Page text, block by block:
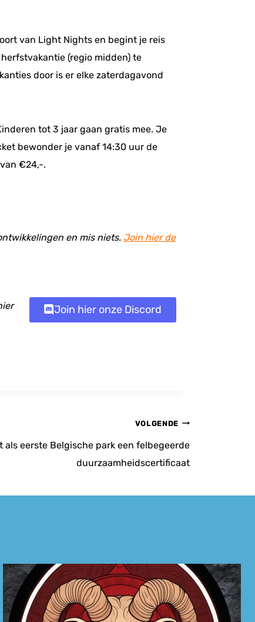
van Light Nights en begint je reis
(regio midden) te
door is er elke zaterdagavond
tot 3 jaar gaan gratis mee. Je
bewonder je vanaf 14:30 uur de
€24,-.
en mis niets. Join hier de
Join hier onze Discord
VOLGENDE
als eerste Belgische park een felbegeerde
duurzaamheidscertificaat